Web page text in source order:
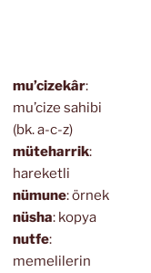
mu’cizekâr:
mu’cize sahibi
(bk. a-c-z)
müteharrik:
hareketli
nümune: örnek
nüsha: kopya
nutfe:
memelilerin